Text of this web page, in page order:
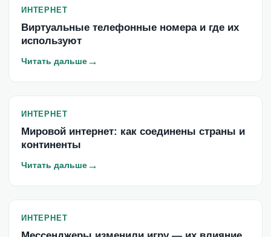
ИНТЕРНЕТ
Виртуальные телефонные номера и где их
используют
Читать дальше→
ИНТЕРНЕТ
Мировой интернет: как соединены страны и
континенты
Читать дальше→
ИНТЕРНЕТ